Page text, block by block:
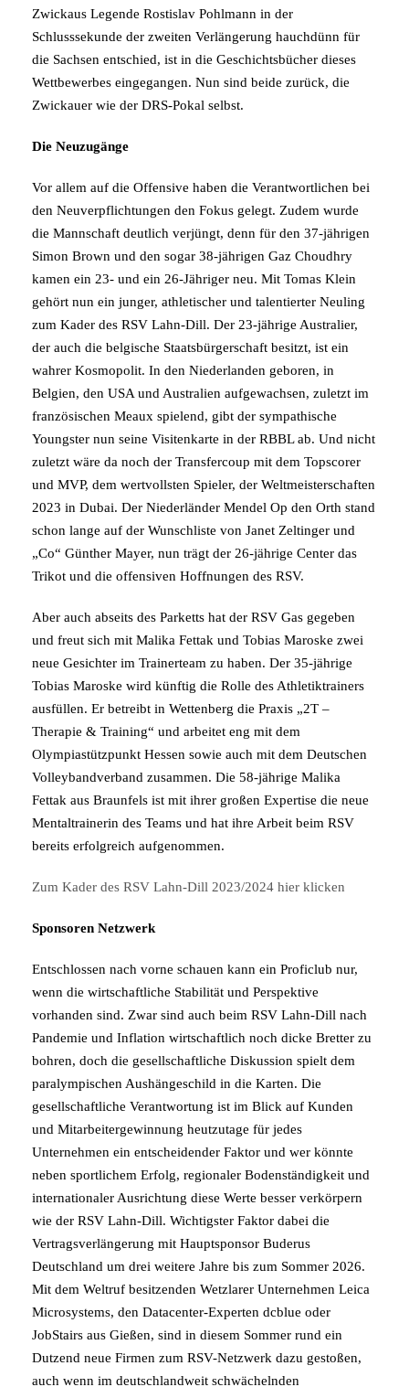
Zwickaus Legende Rostislav Pohlmann in der
Schlusssekunde der zweiten Verlängerung hauchdünn für
die Sachsen entschied, ist in die Geschichtsbücher dieses
Wettbewerbes eingegangen. Nun sind beide zurück, die
Zwickauer wie der DRS-Pokal selbst.
Die Neuzugänge
Vor allem auf die Offensive haben die Verantwortlichen bei
den Neuverpflichtungen den Fokus gelegt. Zudem wurde
die Mannschaft deutlich verjüngt, denn für den 37-jährigen
Simon Brown und den sogar 38-jährigen Gaz Choudhry
kamen ein 23- und ein 26-Jähriger neu. Mit Tomas Klein
gehört nun ein junger, athletischer und talentierter Neuling
zum Kader des RSV Lahn-Dill. Der 23-jährige Australier,
der auch die belgische Staatsbürgerschaft besitzt, ist ein
wahrer Kosmopolit. In den Niederlanden geboren, in
Belgien, den USA und Australien aufgewachsen, zuletzt im
französischen Meaux spielend, gibt der sympathische
Youngster nun seine Visitenkarte in der RBBL ab. Und nicht
zuletzt wäre da noch der Transfercoup mit dem Topscorer
und MVP, dem wertvollsten Spieler, der Weltmeisterschaften
2023 in Dubai. Der Niederländer Mendel Op den Orth stand
schon lange auf der Wunschliste von Janet Zeltinger und
„Co“ Günther Mayer, nun trägt der 26-jährige Center das
Trikot und die offensiven Hoffnungen des RSV.
Aber auch abseits des Parketts hat der RSV Gas gegeben
und freut sich mit Malika Fettak und Tobias Maroske zwei
neue Gesichter im Trainerteam zu haben. Der 35-jährige
Tobias Maroske wird künftig die Rolle des Athletiktrainers
ausfüllen. Er betreibt in Wettenberg die Praxis „2T –
Therapie & Training“ und arbeitet eng mit dem
Olympiastützpunkt Hessen sowie auch mit dem Deutschen
Volleybandverband zusammen. Die 58-jährige Malika
Fettak aus Braunfels ist mit ihrer großen Expertise die neue
Mentaltrainerin des Teams und hat ihre Arbeit beim RSV
bereits erfolgreich aufgenommen.
Zum Kader des RSV Lahn-Dill 2023/2024 hier klicken
Sponsoren Netzwerk
Entschlossen nach vorne schauen kann ein Proficlub nur,
wenn die wirtschaftliche Stabilität und Perspektive
vorhanden sind. Zwar sind auch beim RSV Lahn-Dill nach
Pandemie und Inflation wirtschaftlich noch dicke Bretter zu
bohren, doch die gesellschaftliche Diskussion spielt dem
paralympischen Aushängeschild in die Karten. Die
gesellschaftliche Verantwortung ist im Blick auf Kunden
und Mitarbeitergewinnung heutzutage für jedes
Unternehmen ein entscheidender Faktor und wer könnte
neben sportlichem Erfolg, regionaler Bodenständigkeit und
internationaler Ausrichtung diese Werte besser verkörpern
wie der RSV Lahn-Dill. Wichtigster Faktor dabei die
Vertragsverlängerung mit Hauptsponsor Buderus
Deutschland um drei weitere Jahre bis zum Sommer 2026.
Mit dem Weltruf besitzenden Wetzlarer Unternehmen Leica
Microsystems, den Datacenter-Experten dcblue oder
JobStairs aus Gießen, sind in diesem Sommer rund ein
Dutzend neue Firmen zum RSV-Netzwerk dazu gestoßen,
auch wenn im deutschlandweit schwächelnden